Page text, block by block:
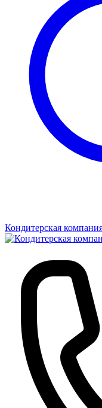
Кондитерская